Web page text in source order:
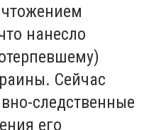
нанесло
Сейчас
следственные
его